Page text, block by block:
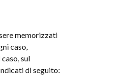
memorizzati
caso,
sul
di seguito: